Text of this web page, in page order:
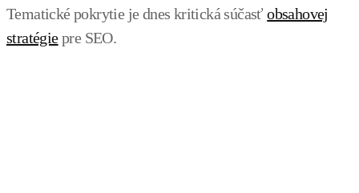
Tematické pokrytie je dnes kritická súčasťobsahovej
stratégiepre SEO.